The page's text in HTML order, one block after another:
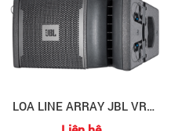
LOA LINE ARRAY JBL VRX-928LA